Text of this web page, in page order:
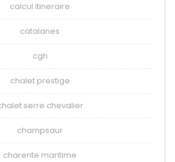
calcul itineraire
catalanes
cgh
chalet prestige
serre chevalier
champsaur
charente maritime